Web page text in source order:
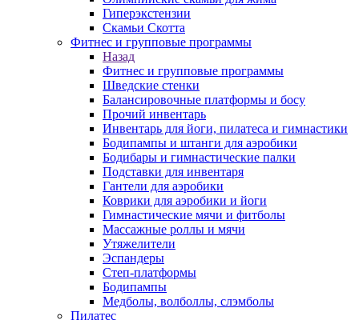
Гиперэкстензии
Скамьи Скотта
Фитнес и групповые программы
Назад
Фитнес и групповые программы
Шведские стенки
Балансировочные платформы и босу
Прочий инвентарь
Инвентарь для йоги, пилатеса и гимнастики
Бодипампы и штанги для аэробики
Бодибары и гимнастические палки
Подставки для инвентаря
Гантели для аэробики
Коврики для аэробики и йоги
Гимнастические мячи и фитболы
Массажные роллы и мячи
Утяжелители
Эспандеры
Степ-платформы
Бодипампы
Медболы, волболлы, слэмболы
Пилатес